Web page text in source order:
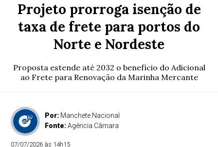
Projeto prorroga isenção de
taxa de frete para portos do
Norte e Nordeste
Proposta estende até 2032 o benefício do Adicional
ao Frete para Renovação da Marinha Mercante
Por: Manchete Nacional
Fonte:Agência Câmara
07/07/2026 às 14h15